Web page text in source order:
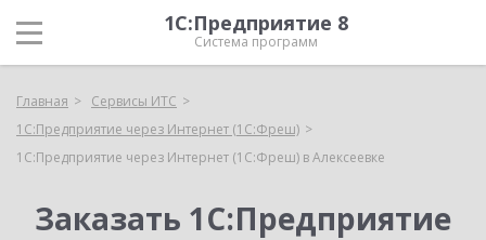
1С:Предприятие 8
Система программ
Главная
Сервисы ИТС
1С:Предприятие через Интернет (1С:Фреш)
1С:Предприятие через Интернет (1С:Фреш) в Алексеевке
Заказать 1С:Предприятие